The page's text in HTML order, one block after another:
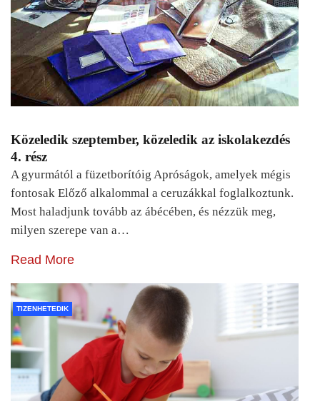
Közeledik szeptember, közeledik az iskolakezdés
4. rész
A gyurmától a füzetborítóig Apróságok, amelyek mégis
fontosak Előző alkalommal a ceruzákkal foglalkoztunk.
Most haladjunk tovább az ábécében, és nézzük meg,
milyen szerepe van a…
Read More
TIZENHETEDIK